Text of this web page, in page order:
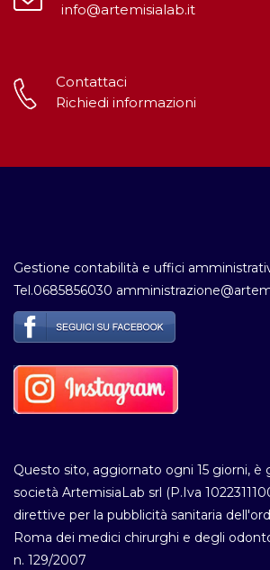
info@artemisialab.it
Contattaci
Richiedi informazioni
Gestione contabilità e uffici
Tel.0685856030
Questo sito, aggiornato ogni 15 giorni, è
società ArtemisiaLab srl (P.Iva
direttive per la pubblicità sanitaria
Roma dei medici chirurghi e degli
n. 129/2007